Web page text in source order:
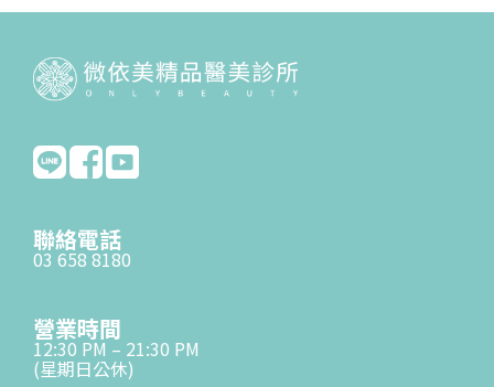
聯絡電話
03 658 8180
營業時間
12:30 PM – 21:30 PM
(星期日公休)